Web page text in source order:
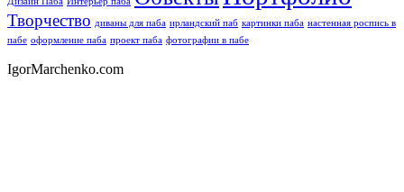
Творчество диваны для паба ирландский паб картинки паба настенная роспись в
пабе оформление паба проект паба фотографии в пабе
IgorMarchenko.com